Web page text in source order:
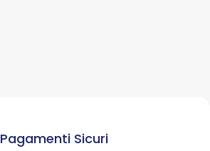
Pagamenti Sicuri